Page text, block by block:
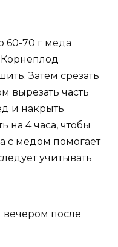
60-70 г меда
Корнеплод
Затем срезать
вырезать часть
и накрыть
на 4 часа, чтобы
с медом помогает
учитывать
вечером после